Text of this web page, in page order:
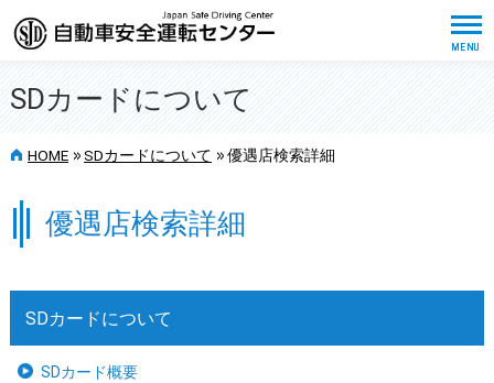
SDカードについて
HOME >> SDカードについて >> 優遇店検索詳細
優遇店検索詳細
SDカードについて
SDカード概要